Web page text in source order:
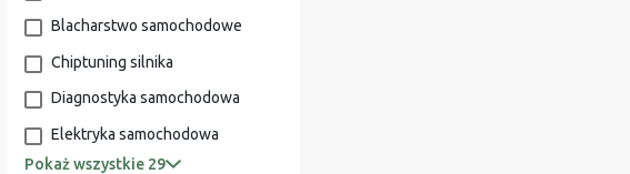
Blacharstwo samochodowe
Chiptuning silnika
Diagnostyka samochodowa
Elektryka samochodowa
Pokaż wszystkie 29